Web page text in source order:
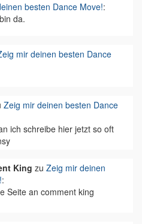
besten Dance Move!:
da.
mir deinen besten Dance
Zeig mir deinen besten Dance
ich schreibe hier jetzt so oft
King zu Zeig mir deinen
:
Seite an comment king